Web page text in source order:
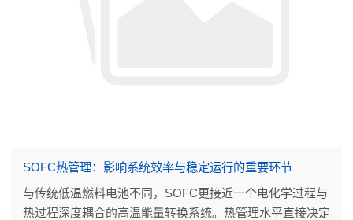
SOFC热管理：影响系统效率与稳定运行的重要环节
与传统低温燃料电池不同，SOFC更接近一个电化学过程与
热过程深度耦合的高温能量转换系统。热管理水平直接决定